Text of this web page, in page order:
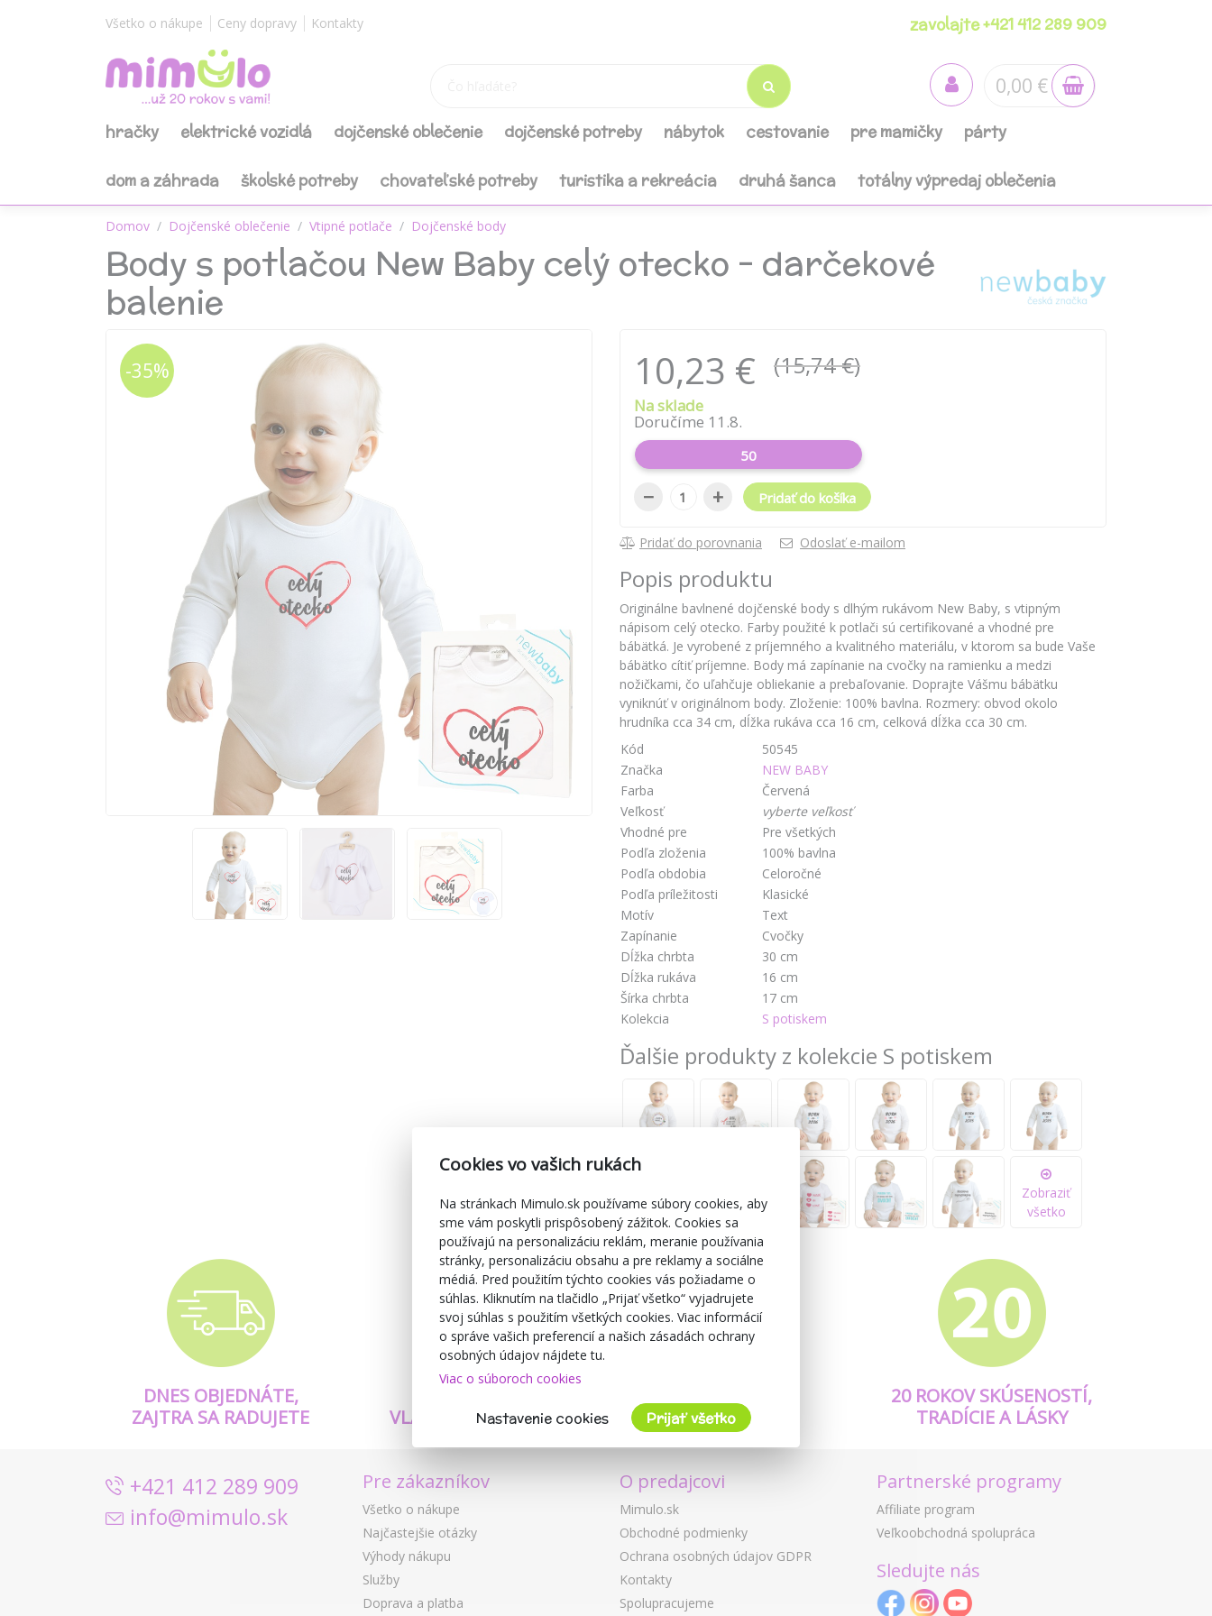
Všetko o nákupe Ceny dopravy Kontakty zavolajte +421 412 289 909
0,00 €
hračky elektrické vozidlá dojčenské oblečenie dojčenské potreby nábytok cestovanie pre mamičky párty
dom a záhrada školské potreby chovateľské potreby turistika a rekreácia druhá šanca totálny výpredaj oblečenia
Domov Dojčenské oblečenie Vtipné potlače Dojčenské body
Body s potlačou New Baby celý otecko - darčekové
balenie
-35% 10,23 € (15,74 €)
Na sklade
Doručíme 11.8.
50
− + Pridať do košíka
Pridať do porovnania Odoslať e-mailom
Popis produktu
Originálne bavlnené dojčenské body s dlhým rukávom New Baby, s vtipným
nápisom celý otecko. Farby použité k potlači sú certifikované a vhodné pre
bábätká. Je vyrobené z príjemného a kvalitného materiálu, v ktorom sa bude Vaše
bábätko cítiť príjemne. Body má zapínanie na cvočky na ramienku a medzi
nožičkami, čo uľahčuje obliekanie a prebaľovanie. Doprajte Vášmu bábätku
vyniknúť v originálnom body. Zloženie: 100% bavlna. Rozmery: obvod okolo
hrudníka cca 34 cm, dĺžka rukáva cca 16 cm, celková dĺžka cca 30 cm.
Kód
50545
Značka
NEW BABY
Farba
Červená
Veľkosť
vyberte veľkosť
Vhodné pre
Pre všetkých
Podľa zloženia
100% bavlna
Podľa obdobia
Celoročné
Podľa príležitosti
Klasické
Motív
Text
Zapínanie
Cvočky
Dĺžka chrbta
30 cm
Dĺžka rukáva
16 cm
Šírka chrbta
17 cm
Kolekcia
S potiskem
Ďalšie produkty z kolekcie S potiskem
Zobraziť
všetko
DNES OBJEDNÁTE,
ZAJTRA SA RADUJETE
VLASTNÉ PRODUKTY
A KVALITA
20 ROKOV SKÚSENOSTÍ,
TRADÍCIE A LÁSKY
+421 412 289 909
info@mimulo.sk
Pre zákazníkov
Všetko o nákupe
Najčastejšie otázky
Výhody nákupu
Služby
Doprava a platba
O predajcovi
Mimulo.sk
Obchodné podmienky
Ochrana osobných údajov GDPR
Kontakty
Spolupracujeme
Partnerské programy
Affiliate program
Veľkoobchodná spolupráca
Sledujte nás
Cookies vo vašich rukách
Na stránkach Mimulo.sk používame súbory cookies, aby
sme vám poskytli prispôsobený zážitok. Cookies sa
používajú na personalizáciu reklám, meranie používania
stránky, personalizáciu obsahu a pre reklamy a sociálne
médiá. Pred použitím týchto cookies vás požiadame o
súhlas. Kliknutím na tlačidlo „Prijať všetko“ vyjadrujete
svoj súhlas s použitím všetkých cookies. Viac informácií
o správe vašich preferencií a našich zásadách ochrany
osobných údajov nájdete tu.
Viac o súboroch cookies
Nastavenie cookies Prijať všetko